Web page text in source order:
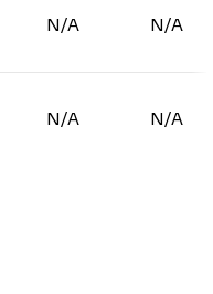
N/A N/A
N/A N/A